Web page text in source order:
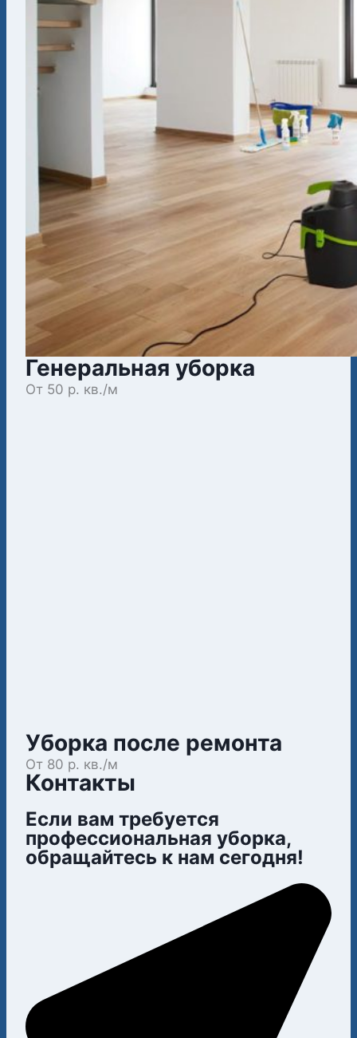
Генеральная уборка
От 50 р. кв./м
Уборка после ремонта
От 80 р. кв./м
Контакты
Если вам требуется
профессиональная уборка,
обращайтесь к нам сегодня!